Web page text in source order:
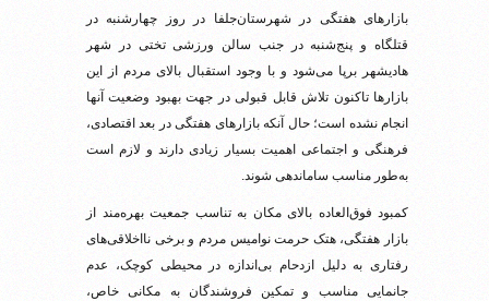
بازارهای هفتگی در شهرستان‌جلفا در روز چهارشنبه در
قتلگاه و پنج‌شنبه در جنب سالن ورزشی تختی در شهر
هادیشهر برپا می‌شود و با وجود استقبال بالای مردم از این
بازارها تاکنون تلاش قابل قبولی در جهت بهبود وضعیت آنها
انجام نشده است؛ حال آنکه بازارهای هفتگی در بعد اقتصادی،
فرهنگی و اجتماعی اهمیت بسیار زیادی دارند و لازم است
به‌طور مناسب ساماندهی شوند.
کمبود فوق‌العاده بالای مکان به تناسب جمعیت بهره‌مند از
بازار هفتگی، هتک حرمت نوامیس مردم و برخی نااخلاقی‌های
رفتاری به دلیل ازدحام بی‌اندازه در محیطی کوچک، عدم
جانمایی مناسب و تمکین فروشندگان به مکانی خاص،